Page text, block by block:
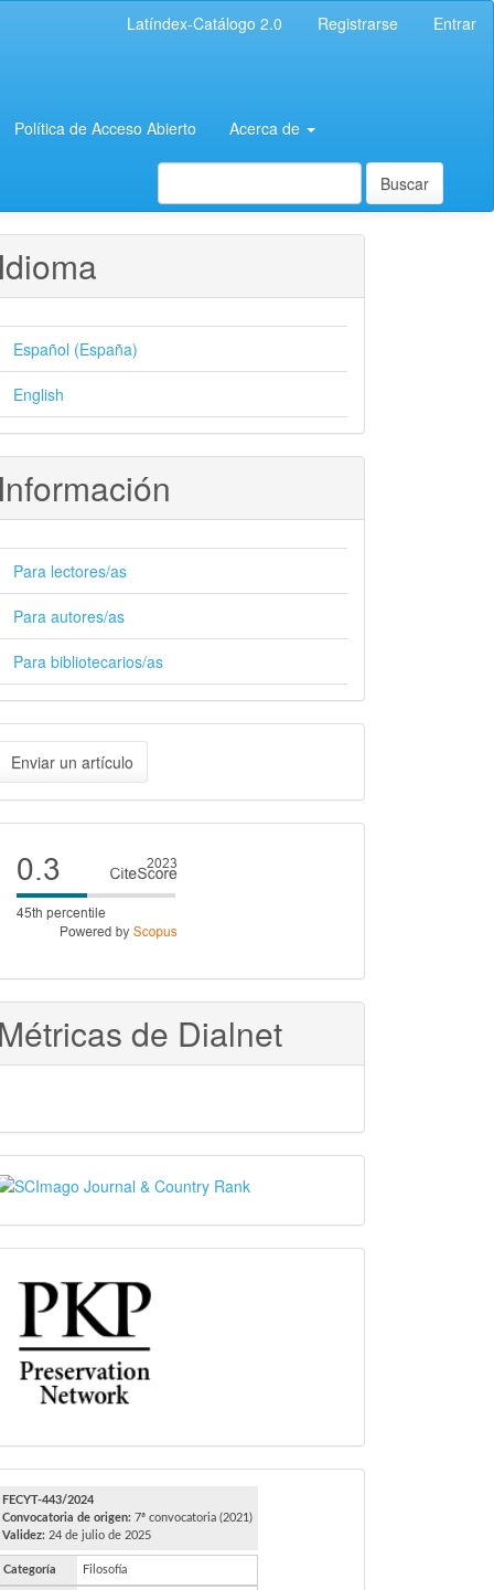
Latíndex-Catálogo 2.0 Registrarse Entrar
Política de Acceso Abierto Acerca de
Buscar
Español (España)
English
Para lectores/as
Para autores/as
Para bibliotecarios/as
Enviar un artículo
de Dialnet